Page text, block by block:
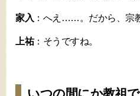
家入 ：へえ……。だから、宗
上祐：そうですね。